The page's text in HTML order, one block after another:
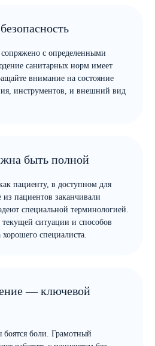
с определенными
санитарных норм имеет
внимание на состояние
инструментов, и внешний вид
быть полной
пациенту, в доступном для
пациентов заканчивали
специальной терминологией.
ситуации и способов
специалиста.
— ключевой
боятся боли. Грамотный